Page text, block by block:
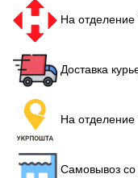
На
Доставка
На
Самовывоз со